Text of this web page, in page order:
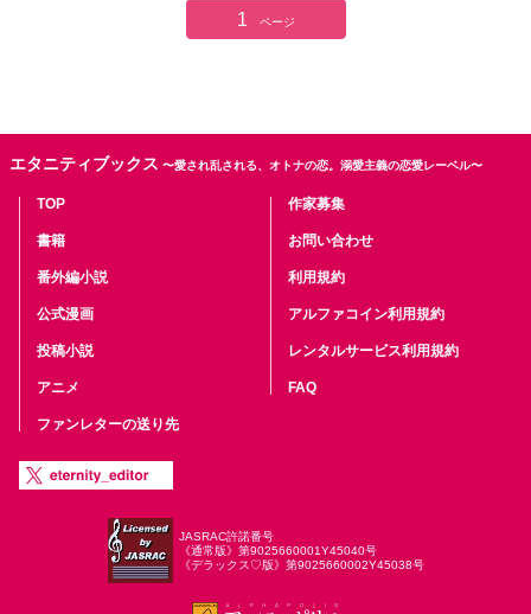
1 ページ
エタニティブックス 〜愛され乱される、オトナの恋。溺愛主義の恋愛レーベル〜
TOP
書籍
番外編小説
公式漫画
投稿小説
アニメ
ファンレターの送り先
作家募集
お問い合わせ
利用規約
アルファコイン利用規約
レンタルサービス利用規約
FAQ
JASRAC許諾番号
《通常版》第9025660001Y45040号
《デラックス♡版》第9025660002Y45038号